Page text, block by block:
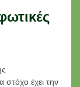
έχει την